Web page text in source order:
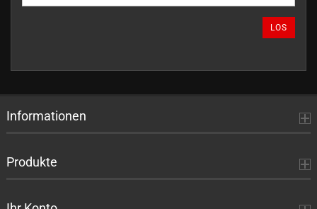
DIE
EIN.
LOS
Informationen
Produkte